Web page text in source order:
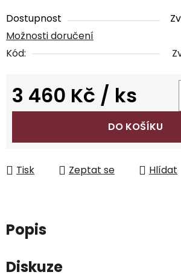
Dostupnost
Možnosti doručení
Kód:
3 460 Kč / ks
Měrná cena:
DO KOŠÍKU
Tisk Zeptat se Hlídat
Popis
Diskuze